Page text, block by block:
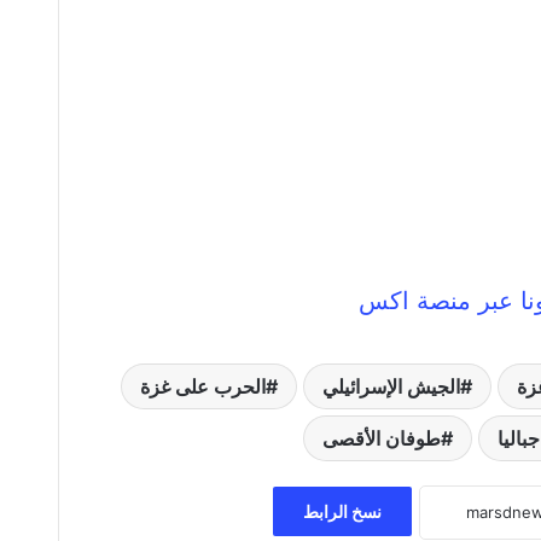
الجيش الإسرائيلي الحرب على غزة
طوفان الأقصى
نسخ الرابط